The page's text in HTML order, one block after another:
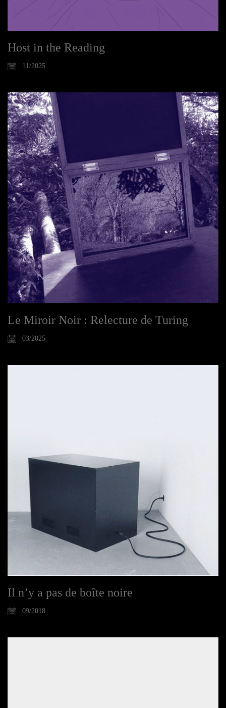
Host in the Reading
11/2025
Le Miroir Noir : Relecture de Turing
03/2025
Il n’y a pas de boîte noire
09/2018